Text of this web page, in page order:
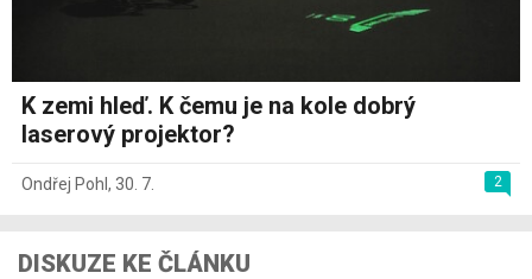
K zemi hleď. K čemu je na kole dobrý
laserový projektor?
2
Ondřej Pohl, 30. 7.
DISKUZE KE ČLÁNKU